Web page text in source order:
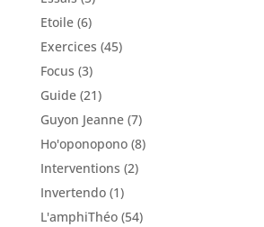
Etoile(6)
Exercices (45)
Focus (3)
Guide(21)
Guyon Jeanne(7)
Ho'oponopono(8)
Interventions (2)
Invertendo(1)
L'amphiThéo(54)